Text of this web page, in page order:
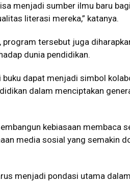
menjadi sumber ilmu baru
literasi mereka,” katanya.
tersebut juga
dunia pendidikan.
dapat menjadi simbol
dalam menciptakan
kebiasaan membaca
media sosial yang semakin
menjadi pondasi utama